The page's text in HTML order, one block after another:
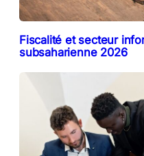
Fiscalité et secteur
subsaharienne 2026